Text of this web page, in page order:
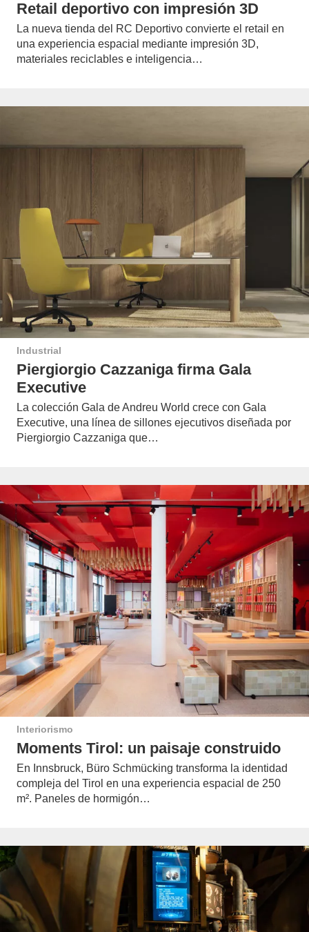
Retail deportivo con impresión 3D
La nueva tienda del RC Deportivo convierte el retail en
una experiencia espacial mediante impresión 3D,
materiales reciclables e inteligencia…
Industrial
Piergiorgio Cazzaniga firma Gala
Executive
La colección Gala de Andreu World crece con Gala
Executive, una línea de sillones ejecutivos diseñada por
Piergiorgio Cazzaniga que…
Interiorismo
Moments Tirol: un paisaje construido
En Innsbruck, Büro Schmücking transforma la identidad
compleja del Tirol en una experiencia espacial de 250
m². Paneles de hormigón…